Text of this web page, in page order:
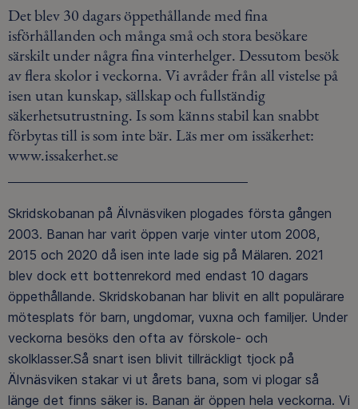
Det blev 30 dagars öppethållande med fina
isförhållanden och många små och stora besökare
särskilt under några fina vinterhelger. Dessutom besök
av flera skolor i veckorna. Vi avråder från all vistelse på
isen utan kunskap, sällskap och fullständig
säkerhetsutrustning. Is som känns stabil kan snabbt
förbytas till is som inte bär. Läs mer om issäkerhet:
www.issakerhet.se
Skridskobanan på Älvnäsviken plogades första gången
2003. Banan har varit öppen varje vinter utom 2008,
2015 och 2020 då isen inte lade sig på Mälaren. 2021
blev dock ett bottenrekord med endast 10 dagars
öppethållande. Skridskobanan har blivit en allt populärare
mötesplats för barn, ungdomar, vuxna och familjer. Under
veckorna besöks den ofta av förskole- och
skolklasser.Så snart isen blivit tillräckligt tjock på
Älvnäsviken stakar vi ut årets bana, som vi plogar så
länge det finns säker is. Banan är öppen hela veckorna. Vi